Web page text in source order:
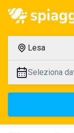
Lesa
Seleziona